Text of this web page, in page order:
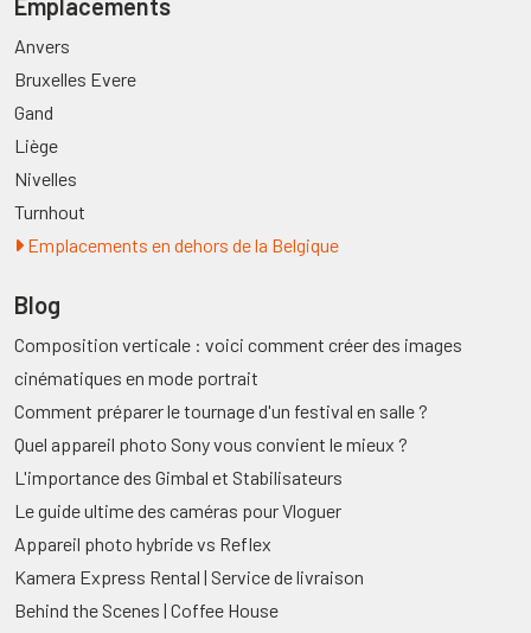
Emplacements
Anvers
Bruxelles Evere
Gand
Liège
Nivelles
Turnhout
Emplacements en dehors de la Belgique
Blog
Composition verticale : voici comment créer des images
cinématiques en mode portrait
Comment préparer le tournage d'un festival en salle ?
Quel appareil photo Sony vous convient le mieux ?
L'importance des Gimbal et Stabilisateurs
Le guide ultime des caméras pour Vloguer
Appareil photo hybride vs Reflex
Kamera Express Rental | Service de livraison
Behind the Scenes | Coffee House